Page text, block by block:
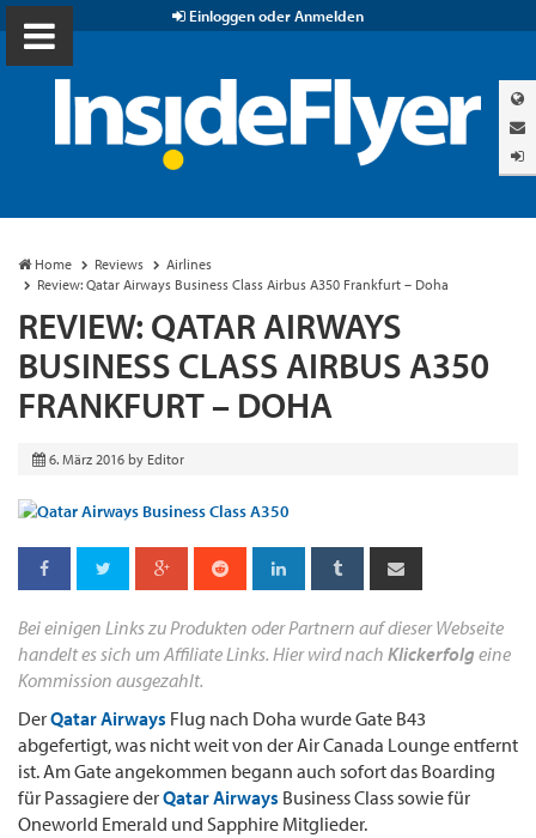
Einloggen oder Anmelden
Home Reviews
Airlines
Review: Qatar Airways Business Class Airbus A350 Frankfurt – Doha
REVIEW: QATAR AIRWAYS
BUSINESS CLASS AIRBUS A350
FRANKFURT – DOHA
6. März 2016 by Editor
Bei einigen Links zu Produkten oder Partnern auf dieser Webseite
handelt es sich um Affiliate Links. Hier wird nach Klickerfolg eine
Kommission ausgezahlt.
DerQatar Airways Flug nach Doha wurde Gate B43
abgefertigt, was nicht weit von der Air Canada Lounge entfernt
ist. Am Gate angekommen begann auch sofort das Boarding
für Passagiere derQatar Airways Business Class sowie für
Oneworld Emerald und Sapphire Mitglieder.